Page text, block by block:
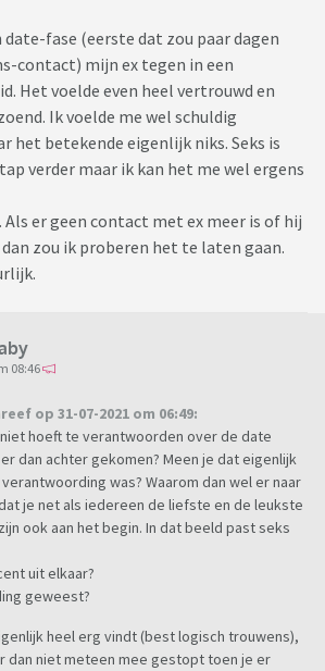
fase (eerste dat zou paar dagen
contact) mijn ex tegen in een
Het voelde even heel vertrouwd en
Ik voelde me wel schuldig
het betekende eigenlijk niks. Seks is
verder maar ik kan het me wel ergens
Als er geen contact met ex meer is of hij
zou ik proberen het te laten gaan.
08:46
op 31-07-2021 om 06:49:
hoeft te verantwoorden over de date
dan achter gekomen? Meen je dat eigenlijk
was? Waarom dan wel er naar
je net als iedereen de liefste en de leukste
ook aan het begin. In dat beeld past seks
uit elkaar?
geweest?
heel erg vindt (best logisch trouwens),
dan niet meteen mee gestopt toen je er